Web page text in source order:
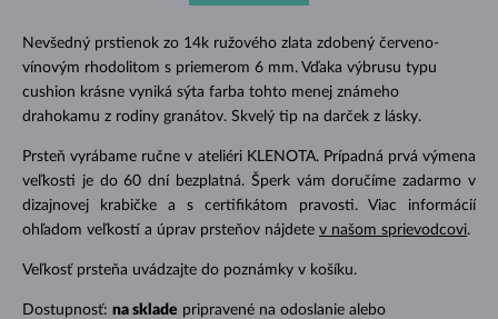
Nevšedný prstienok zo 14k ružového zlata zdobený červeno-
vínovým rhodolitom s priemerom 6 mm. Vďaka výbrusu typu
cushion krásne vyniká sýta farba tohto menej známeho
drahokamu z rodiny granátov. Skvelý tip na darček z lásky.
Prsteň vyrábame ručne v ateliéri KLENOTA. Prípadná prvá výmena
veľkosti je do 60 dní bezplatná. Šperk vám doručíme zadarmo v
dizajnovej krabičke a s certifikátom pravosti. Viac informácií
ohľadom veľkostí a úprav prsteňov nájdete v našom sprievodcovi.
Veľkosť prsteňa uvádzajte do poznámky v košíku.
Dostupnosť: na sklade pripravené na odoslanie alebo